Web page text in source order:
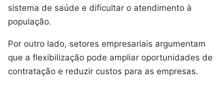
sistema de saúde e dificultar o atendimento à
população.
Por outro lado, setores empresariais argumentam
que a flexibilização pode ampliar oportunidades de
contratação e reduzir custos para as empresas.